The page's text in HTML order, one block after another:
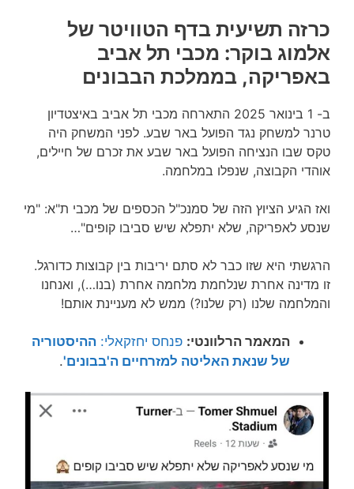
כרזה תשיעית בדף הטוויטר של
אלמוג בוקר: מכבי תל אביב
באפריקה, בממלכת הבבונים
ב- 1 בינואר 2025 התארחה מכבי תל אביב באיצטדיון
טרנר למשחק נגד הפועל באר שבע. לפני המשחק היה
טקס שבו הנציחה הפועל באר שבע את זכרם של חיילים,
אוהדי הקבוצה, שנפלו במלחמה.
ואז הגיע הציוץ הזה של סמנכ"ל הכספים של מכבי ת"א: "מי
שנסע לאפריקה, שלא יתפלא שיש סביבו קופים"…
הרגשתי היא שזו כבר לא סתם יריבות בין קבוצות כדורגל.
זו מדינה אחרת שנלחמת מלחמה אחרת (בנו…), ואנחנו
והמלחמה שלנו (רק שלנו?) ממש לא מעניינת אותם!
המאמר הרלוונטי: פנחס יחזקאלי: ההיסטוריה
של שנאת האליטה למזרחיים ה'בבונים'.